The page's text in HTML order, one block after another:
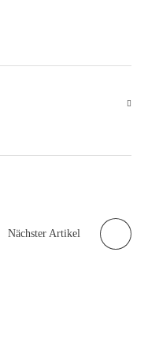
Nächster Artikel